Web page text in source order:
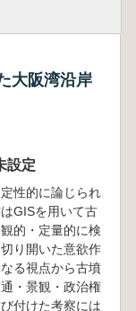
大阪湾沿岸
設定
性的に論じられ
GISを用いて古
的・定量的に検
り開いた意欲作
る視点から古墳
・景観・政治権
付けた考察には